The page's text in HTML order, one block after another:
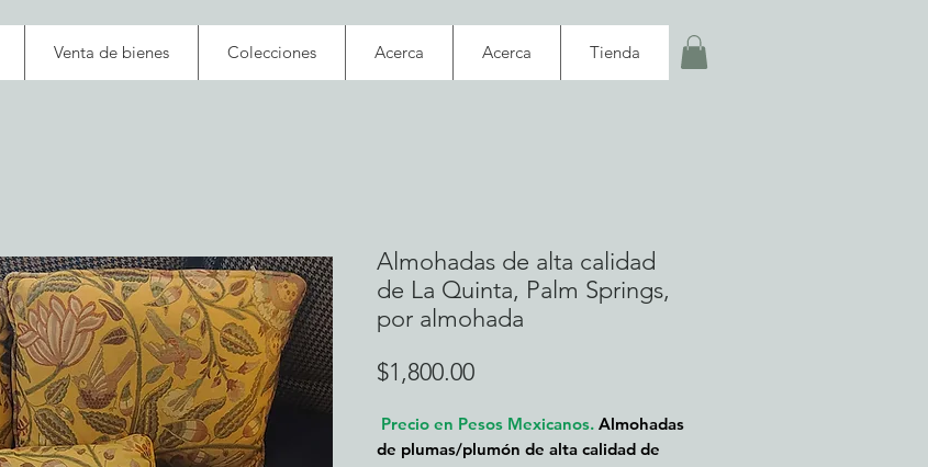
Venta de bienes Colecciones Acerca Acerca Tienda
Almohadas de alta calidad
de La Quinta, Palm Springs,
por almohada
$1,800.00Precio
Precio en Pesos Mexicanos. Almohadas
de plumas/plumón de alta calidad de